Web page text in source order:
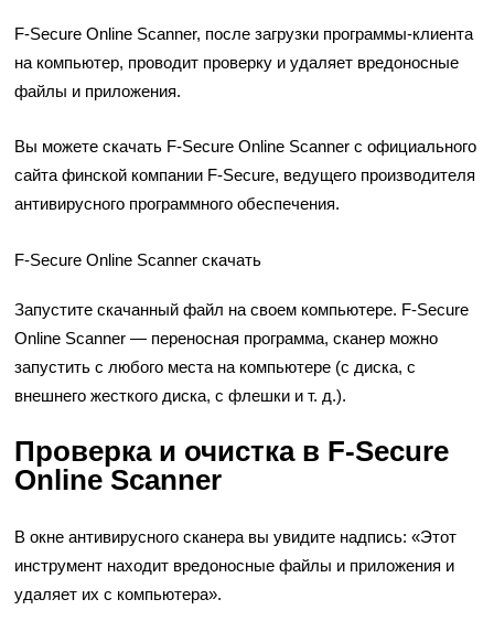
F-Secure Online Scanner, после загрузки программы-клиента
на компьютер, проводит проверку и удаляет вредоносные
файлы и приложения.
Вы можете скачать F-Secure Online Scanner с официального
сайта финской компании F-Secure, ведущего производителя
антивирусного программного обеспечения.
F-Secure Online Scanner скачать
Запустите скачанный файл на своем компьютере. F-Secure
Online Scanner — переносная программа, сканер можно
запустить с любого места на компьютере (с диска, с
внешнего жесткого диска, с флешки и т. д.).
Проверка и очистка в F-Secure
Online Scanner
В окне антивирусного сканера вы увидите надпись: «Этот
инструмент находит вредоносные файлы и приложения и
удаляет их с компьютера».